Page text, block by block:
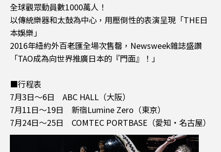
全球觀眾動員數1000萬人！
以傳統樂器和太鼓為中心，用壓倒性的表演呈現「THE日
本娛樂」
2016年紐約外百老匯全場次售罄，Newsweek雜誌盛讚
「TAO成為向世界推廣日本的『門面』！」
■行程表
7月3日～6日 ABC HALL（大阪）
7月11日～19日 新宿Lumine Zero（東京）
7月24日～25日 COMTEC PORTBASE（愛知・名古屋）